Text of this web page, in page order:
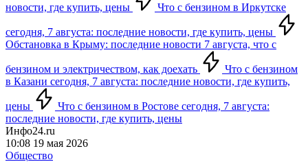
новости, где купить, цены Что с бензином в Иркутске
сегодня, 7 августа: последние новости, где купить, цены
Обстановка в Крыму: последние новости 7 августа, что с
бензином и электричеством, как доехать
Что с бензином
в Казани сегодня, 7 августа: последние новости, где купить,
цены
Что с бензином в Ростове сегодня, 7 августа:
последние новости, где купить, цены
Инфо24.ru
10:08 19 мая 2026
Общество